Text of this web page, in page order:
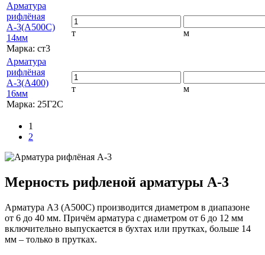
Арматура
рифлёная
А-3(А500С)
14мм
Марка: ст3
т м
Арматура
рифлёная
А-3(А400)
16мм
Марка: 25Г2С
т м
1
2
Мерность рифленой арматуры А-3
Арматура А3 (А500С) производится диаметром в диапазоне
от 6 до 40 мм. Причём арматура с диаметром от 6 до 12 мм
включительно выпускается в бухтах или прутках, больше 14
мм – только в прутках.